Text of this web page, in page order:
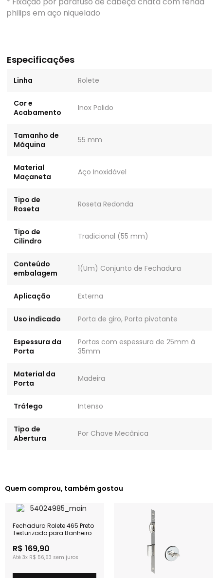
philips em aço niquelado
Especificações
Linha Rolete
Cor e
Acabamento
Inox Polido
Tamanho de
Máquina
55 mm
Material
Maçaneta
Aço Inoxidável
Tipo de
Roseta
Roseta Redonda
Tipo de
Cilindro
Tradicional (55 mm)
Conteúdo
embalagem
1(Um) Conjunto de Fechadura
Aplicação Externa
Uso indicado Porta de giro, Porta pivotante
Espessura da
Porta
Portas com espessura de 25mm à
35mm
Material da
Porta
Madeira
Tráfego Intenso
Tipo de
Abertura
Por Chave Mecânica
Quem comprou, também gostou
Fechadura Rolete 465 Preto
Texturizado para Banheiro
R$ 169,90
3x R$ 56,63